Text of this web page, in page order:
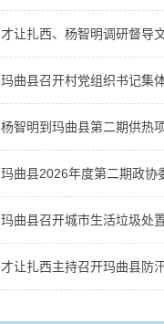
才让扎西、杨智明调研督导
玛曲县召开村党组织书记集
杨智明到玛曲县第二期供热
玛曲县2026年度第二期政协
玛曲县召开城市生活垃圾处
才让扎西主持召开玛曲县防